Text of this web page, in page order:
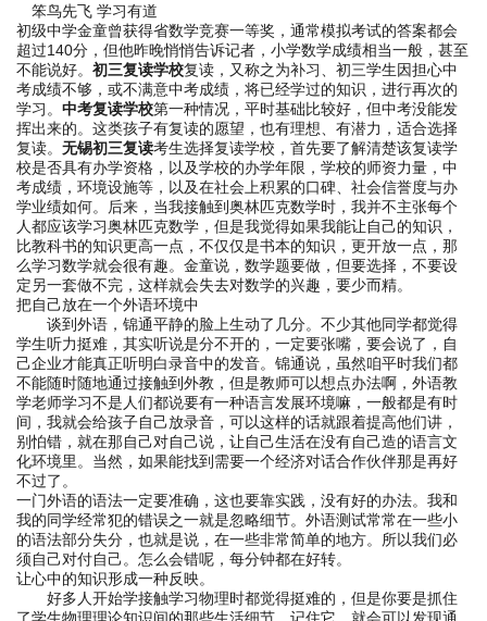
笨鸟先飞 学习有道
初级中学金童曾获得省数学竞赛一等奖，通常模拟考试的答案都会
超过140分，但他昨晚悄悄告诉记者，小学数学成绩相当一般，甚至
不能说好。 初三复读学校复读，又称之为补习、初三学生因担心中
考成绩不够，或不满意中考成绩，将已经学过的知识，进行再次的
学习。 中考复读学校第一种情况，平时基础比较好，但中考没能发
挥出来的。这类孩子有复读的愿望，也有理想、有潜力，适合选择
复读。 无锡初三复读考生选择复读学校，首先要了解清楚该复读学
校是否具有办学资格，以及学校的办学年限，学校的师资力量，中
考成绩，环境设施等，以及在社会上积累的口碑、社会信誉度与办
学业绩如何。后来，当我接触到奥林匹克数学时，我并不主张每个
人都应该学习奥林匹克数学，但是我觉得如果我能让自己的知识，
比教科书的知识更高一点，不仅仅是书本的知识，更开放一点，那
么学习数学就会很有趣。金童说，数学题要做，但要选择，不要设
定另一套做不完，这样就会失去对数学的兴趣，要少而精。
把自己放在一个外语环境中
谈到外语，锦通平静的脸上生动了几分。不少其他同学都觉得
学生听力挺难，其实听说是分不开的，一定要张嘴，要会说了，自
己企业才能真正听明白录音中的发音。锦通说，虽然咱平时我们都
不能随时随地通过接触到外教，但是教师可以想点办法啊，外语教
学老师学习不是人们都说要有一种语言发展环境嘛，一般都是有时
间，我就会给孩子自己放录音，可以这样的话就跟着提高他们讲，
别怕错，就在那自己对自己说，让自己生活在没有自己造的语言文
化环境里。当然，如果能找到需要一个经济对话合作伙伴那是再好
不过了。
一门外语的语法一定要准确，这也要靠实践，没有好的办法。我和
我的同学经常犯的错误之一就是忽略细节。外语测试常常在一些小
的语法部分失分，也就是说，在一些非常简单的地方。所以我们必
须自己对付自己。怎么会错呢，每分钟都在好转。
让心中的知识形成一种反映。
好多人开始学接触学习物理时都觉得挺难的，但是你要是抓住